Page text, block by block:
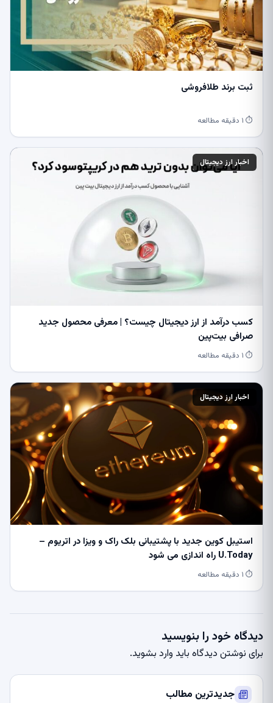
ثبت برند طلافروشی
⏱ ۱ دقیقه مطالعه
اخبار ارز دیجیتال
کسب درآمد از ارز دیجیتال چیست؟ | معرفی محصول جدید
صرافی بیت‌پین
⏱ ۱ دقیقه مطالعه
اخبار ارز دیجیتال
استیبل کوین جدید با پشتیبانی بلک راک و ویزا در اتریوم –
U.Today راه اندازی می شود
⏱ ۱ دقیقه مطالعه
دیدگاه خود را بنویسید
برای نوشتن دیدگاه باید وارد بشوید.
جدیدترین مطالب